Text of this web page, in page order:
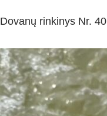
Dovanų rinkinys Nr. 40